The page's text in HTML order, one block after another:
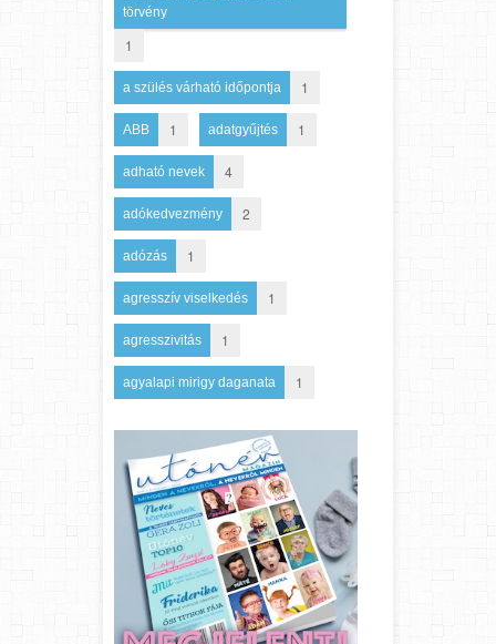
törvény
1
a szülés várható időpontja 1
ABB 1 adatgyűjtés 1
adható nevek 4
adókedvezmény 2
adózás 1
agresszív viselkedés 1
agresszivitás 1
agyalapi mirigy daganata 1